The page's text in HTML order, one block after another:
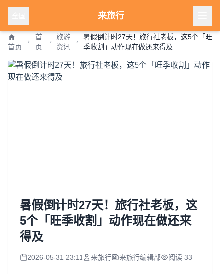
来旅行
首页
首
页
旅游
资讯
暑假倒计时27天！旅行社老板，这5个「旺
季收割」动作现在做还来得及
暑假倒计时27天！旅行社老板，这
5个「旺季收割」动作现在做还来
得及
2026-05-31 23:11 来旅行 来旅行编辑部 阅读 33